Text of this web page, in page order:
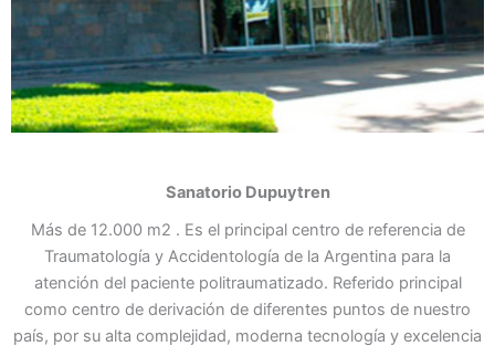
Sanatorio Dupuytren
Más de 12.000 m2 . Es el principal centro de referencia de
Traumatología y Accidentología de la Argentina para la
atención del paciente politraumatizado. Referido principal
como centro de derivación de diferentes puntos de nuestro
país, por su alta complejidad, moderna tecnología y excelencia